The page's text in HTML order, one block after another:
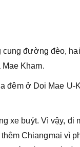
cung đường đèo,
Kham.
đêm ở Doi Mae U-
xe buýt. Vì vậy, đi
Chiangmai vì